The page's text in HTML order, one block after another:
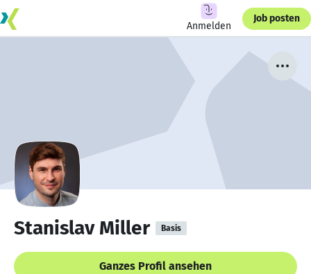
Anmelden
Job posten
Stanislav Miller Basis
Ganzes Profil ansehen